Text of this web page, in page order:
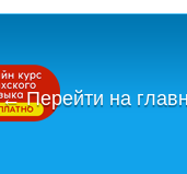
←Перейти на